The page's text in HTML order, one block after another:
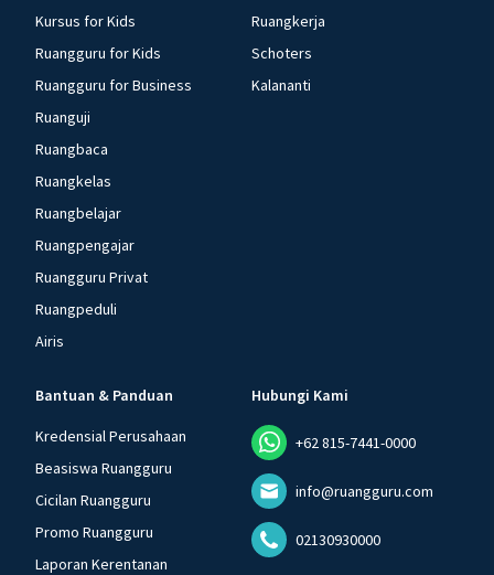
Kursus for Kids
Ruangguru for Kids
Ruangguru for Business
Ruanguji
Ruangbaca
Ruangkelas
Ruangbelajar
Ruangpengajar
Ruangguru Privat
Ruangpeduli
Airis
Ruangkerja
Schoters
Kalananti
Bantuan & Panduan
Kredensial Perusahaan
Beasiswa Ruangguru
Cicilan Ruangguru
Promo Ruangguru
Laporan Kerentanan
Hubungi Kami
+62 815-7441-0000
info@ruangguru.com
02130930000